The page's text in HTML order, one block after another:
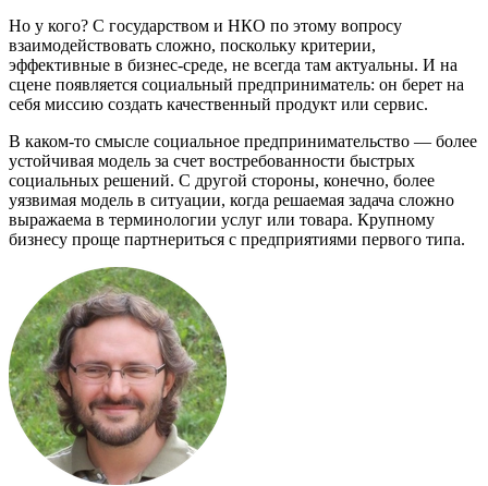
Но у кого? С государством и НКО по этому вопросу
взаимодействовать сложно, поскольку критерии,
эффективные в бизнес-среде, не всегда там актуальны. И на
сцене появляется социальный предприниматель: он берет на
себя миссию создать качественный продукт или сервис.
В каком-то смысле социальное предпринимательство — более
устойчивая модель за счет востребованности быстрых
социальных решений. С другой стороны, конечно, более
уязвимая модель в ситуации, когда решаемая задача сложно
выражаема в терминологии услуг или товара. Крупному
бизнесу проще партнериться с предприятиями первого типа.